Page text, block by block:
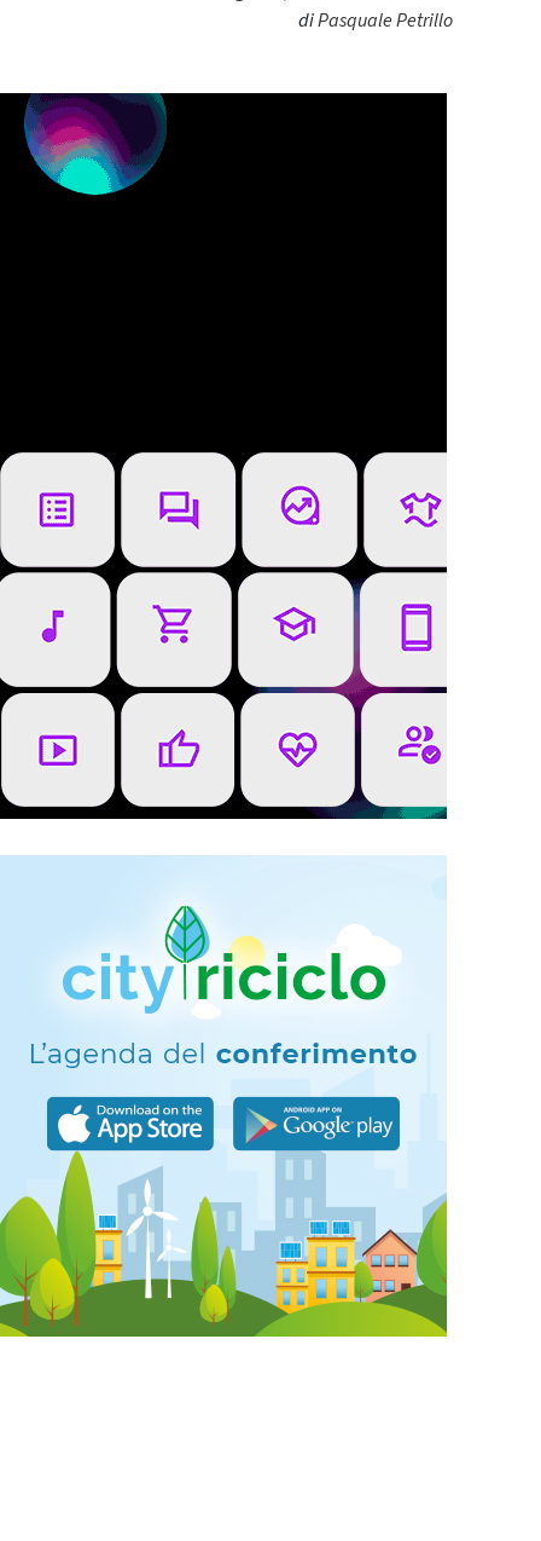
diPasquale Petrillo